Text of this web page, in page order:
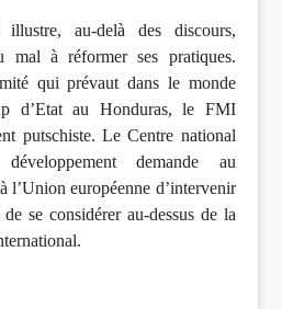
au-delà des discours,
à réformer ses pratiques.
qui prévaut dans le monde
d’Etat au Honduras, le FMI
putschiste. Le Centre national
demande au
l’Union européenne d’intervenir
se considérer au-dessus de la